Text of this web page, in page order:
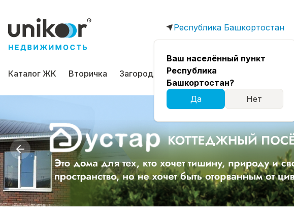
Республика Башкортостан
Ваш населённый пункт
Республика
Башкортостан?
Да
Нет
Каталог ЖК Вторичка Загородная Коммерческая